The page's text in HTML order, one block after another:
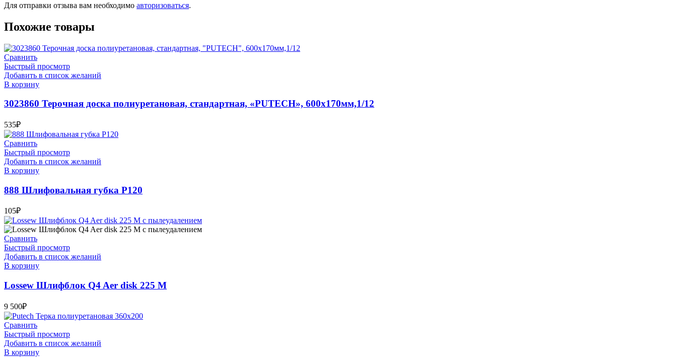
Для отправки отзыва вам необходимо авторизоваться.
Похожие товары
Сравнить
Быстрый просмотр
Добавить в список желаний
В корзину
3023860 Терочная доска полиуретановая, стандартная, «PUTECH», 600х170мм,1/12
535₽
Сравнить
Быстрый просмотр
Добавить в список желаний
В корзину
888 Шлифовальная губка Р120
105₽
Сравнить
Быстрый просмотр
Добавить в список желаний
В корзину
Lossew Шлифблок Q4 Aer disk 225 M
9 500₽
Сравнить
Быстрый просмотр
Добавить в список желаний
В корзину